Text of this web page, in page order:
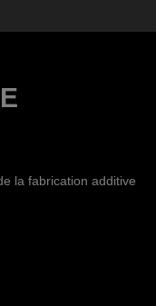
la fabrication additive